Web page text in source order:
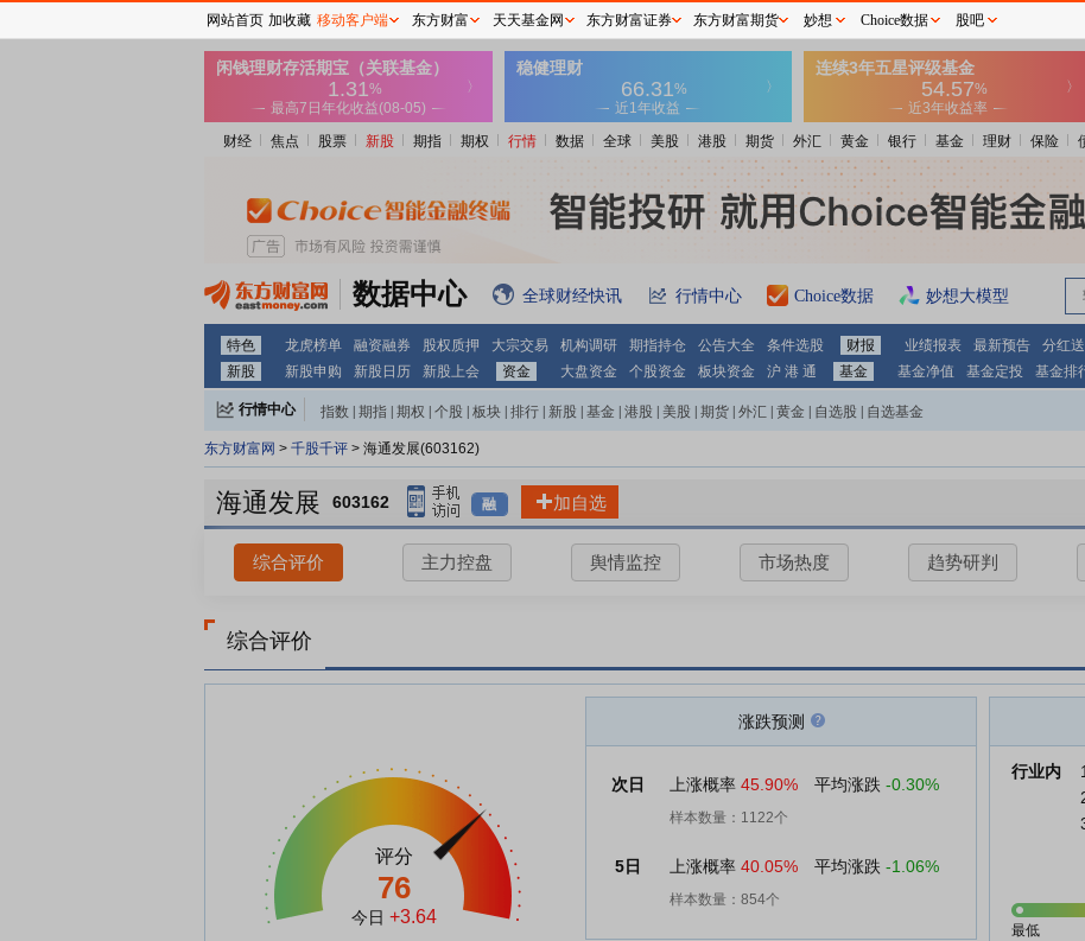
财经 焦点 股票 新股 期指 期权 行情 数据 全球 美股 港股 期货 外汇 黄金 银行 基金 理财 保险
数据中心 全球财经快讯 行情中心 Choice数据 妙想大模型
特色 龙虎榜单 融资融券 股权质押 大宗交易 机构调研 期指持仓 公告大全 条件选股 财报 业绩报表 最新预告 分红
新股
新股申购 新股日历 新股上会 资金 大盘资金 个股资金 板块资金 沪 港 通 基金 基金净值 基金定投 基金排
行情中心 指数 期指 期权 个股 板块 排行 新股 基金 港股 美股 期货 外汇 黄金 自选股 自选基金
东方财富网 > 千股千评 > 海通发展(603162)
海通发展 603162 融 加自选
综合评价 主力控盘 舆情监控 市场热度 趋势研判
综合评价
评分
76
今日 +3.64
涨跌预测
次日 上涨概率 45.90% 平均涨跌 -0.30%
样本数量：1122个
5日 上涨概率 40.05% 平均涨跌 -1.06%
样本数量：854个
行业内 1
最低
网站首页 加收藏 移动客户端 东方财富 天天基金网 东方财富证券 东方财富期货 妙想 Choice数据 股吧